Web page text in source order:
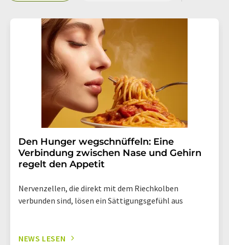
Den Hunger wegschnüffeln: Eine
Verbindung zwischen Nase und Gehirn
regelt den Appetit
Nervenzellen, die direkt mit dem Riechkolben
verbunden sind, lösen ein Sättigungsgefühl aus
NEWS LESEN